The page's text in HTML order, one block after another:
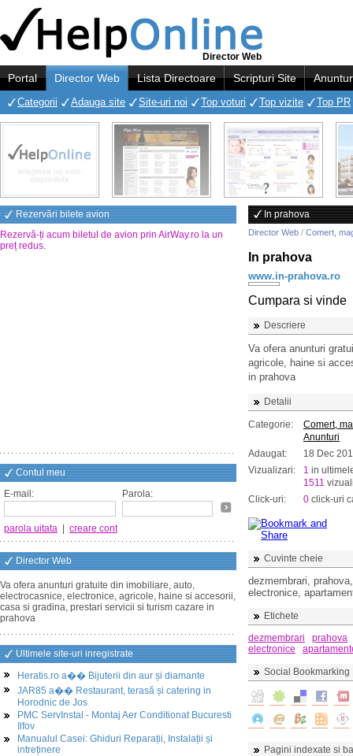
Director Web
Portal Director Web Lista Directoare Scripturi Site
Categorii Adauga site Site-uri noi Top voturi Top vizite Top PR
Rezervări bilete avion
Rezervă-ți acum biletul de avion prin AirWay.ro la un
preț redus.
Contul meu
E-mail:
Parola:
parola uitata creare cont
Director Web
Va ofera anunturi gratuite din imobiliare, auto,
electrocasnice, electronice, agricole, haine si accesorii,
casa si gradina, prestari servicii si turism cazare in
prahova
Ultimele site-uri inregistrate
Heratis.ro a�� Bijuterii din aur și diamante
JAR85 a�� Restaurant, terasă și catering in
Horodnic de Jos
PMC ServInstal - Montaj Aer Conditionat Bucuresti
Ilfov
Manualul Casei: Ghiduri Reparații, Instalații și
intreținere
In prahova
Director Web / Comert,
In prahova
www.in-prahova.ro
Cumpara si vinde
Descriere
Va ofera anunturi
agricole, haine si
in prahova
Detalii
Categorie:
Comert,
Anunturi
Adaugat:
18 Dec
Vizualizari:
1 in
1511
Click-uri:
0 click-uri
Cuvinte cheie
dezmembrari,
electronice,
Etichete
dezmembrari
prahova
electronice
Social Bookmarking
Pagini indexate si